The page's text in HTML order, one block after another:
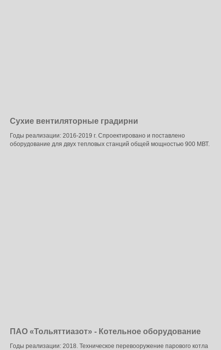
Сухие вентиляторные градирни
Годы реализации: 2016-2019 г. Спроектировано и поставлено
оборудование для двух тепловых станций общей мощностью 900 МВТ.
ПАО «Тольяттиазот» - Котельное оборудование
Годы реализации: 2018. Техническое перевооружение парового котла